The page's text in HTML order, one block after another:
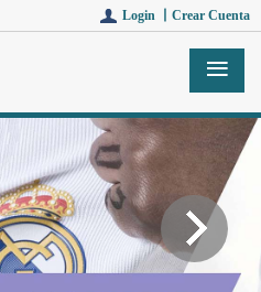
Login 丨 Crear Cuenta